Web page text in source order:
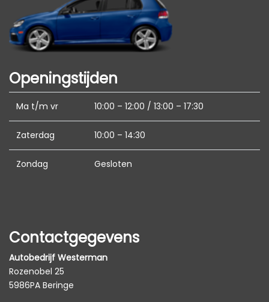
Hoofd airbag(s) voor
Passagiersairbag
Schakelpaddles
Openingstijden
Ma t/m vr 10:00 – 12:00 / 13:00 – 17:30
Zaterdag 10:00 – 14:30
Zondag Gesloten
Contactgegevens
Autobedrijf Westerman
Rozenobel 25
5986PA Beringe